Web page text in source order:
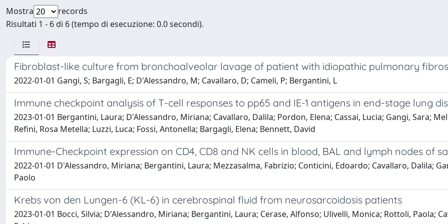
Mostra
records
Risultati 1 - 6 di 6 (tempo di esecuzione: 0.0 secondi).
Fibroblast-like culture from bronchoalveolar lavage of patient with idiopathic pulmonary
2022-01-01 Gangi, S; Bargagli, E; D'Alessandro, M; Cavallaro, D; Cameli, P; Bergantini, L
Immune checkpoint analysis of T-cell responses to pp65 and IE-1 antigens in end-stage lung
2023-01-01 Bergantini, Laura; D'Alessandro, Miriana; Cavallaro, Dalila; Pordon, Elena; Cassai, Lucia; Gangi, Sara;
Refini, Rosa Metella; Luzzi, Luca; Fossi, Antonella; Bargagli, Elena; Bennett, David
Immune-Checkpoint expression on CD4, CD8 and NK cells in blood, BAL and lymph nodes of
2022-01-01 D'Alessandro, Miriana; Bergantini, Laura; Mezzasalma, Fabrizio; Conticini, Edoardo; Cavallaro, Dalila;
Paolo
Krebs von den Lungen-6 (KL-6) in cerebrospinal fluid from neurosarcoidosis patients
2023-01-01 Bocci, Silvia; D'Alessandro, Miriana; Bergantini, Laura; Cerase, Alfonso; Ulivelli, Monica; Rottoli, Paola;